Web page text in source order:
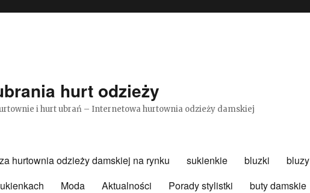
hurt odzieży
i hurt ubrań – Internetowa hurtownia odzieży damskiej
hurtownia odzieży damskiej na rynku sukienkie bluzki bluzy
Moda Aktualności Porady stylistki buty damskie